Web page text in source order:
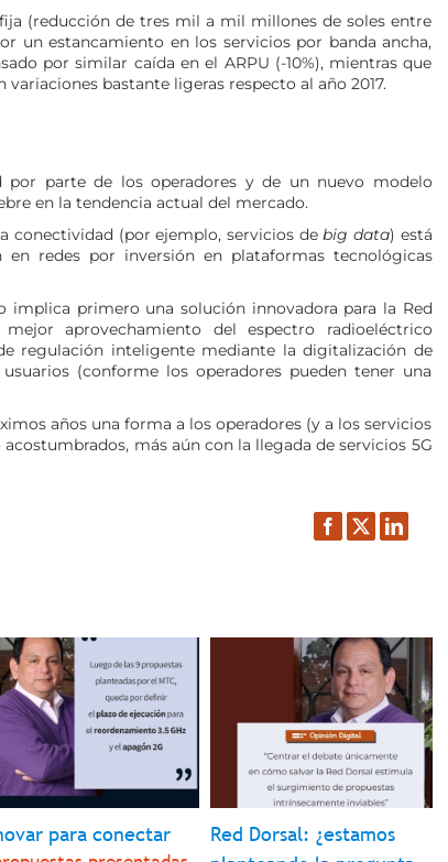
(reducción de tres mil a mil millones de soles entre
un estancamiento en los servicios por banda ancha,
por similar caída en el ARPU (-10%), mientras que
bastante ligeras respecto al año 2017.
parte de los operadores y de un nuevo modelo
en la tendencia actual del mercado.
conectividad (por ejemplo, servicios debig data) está
redes por inversión en plataformas tecnológicas
primero una solución innovadora para la Red
aprovechamiento del espectro radioeléctrico
regulación inteligente mediante la digitalización de
(conforme los operadores pueden tener una
años una forma a los operadores (y a los servicios
más aún con la llegada de servicios 5G
Facebook
TwitterLinkedIn
para conectar
Red Dorsal: ¿estamos